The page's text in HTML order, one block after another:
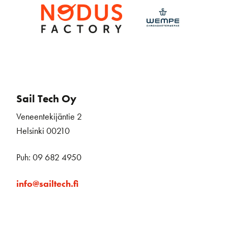
Sail Tech Oy
Veneentekijäntie 2
Helsinki 00210
Puh: 09 682 4950
info@sailtech.fi